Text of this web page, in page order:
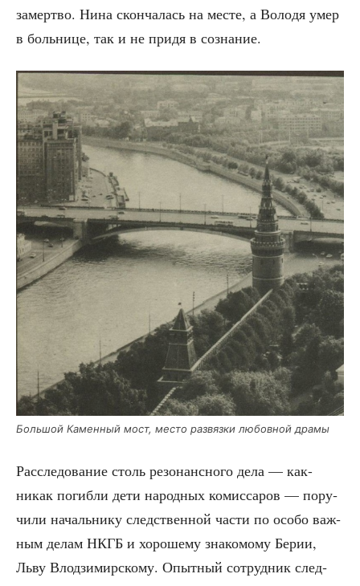
замерт­во. Нина скон­ча­лась на месте, а Воло­дя умер
в боль­ни­це, так и не при­дя в сознание.
Боль­шой Камен­ный мост, место раз­вяз­ки любов­ной драмы
Рас­сле­до­ва­ние столь резо­нанс­но­го дела — как-
никак погиб­ли дети народ­ных комис­са­ров — пору­
чи­ли началь­ни­ку след­ствен­ной части по осо­бо важ­
ным делам НКГБ и хоро­ше­му зна­ко­мо­му Берии,
Льву Влод­зи­мир­ско­му. Опыт­ный сотруд­ник след­